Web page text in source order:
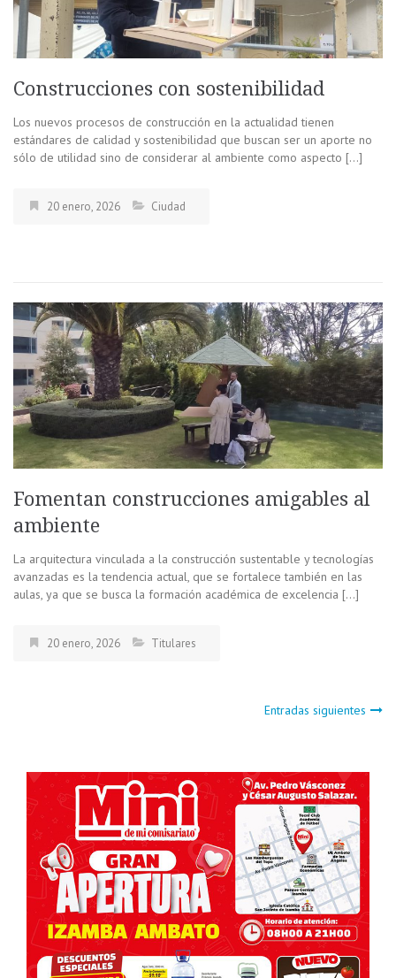
Construcciones con sostenibilidad
Los nuevos procesos de construcción en la actualidad tienen
estándares de calidad y sostenibilidad que buscan ser un aporte no
sólo de utilidad sino de considerar al ambiente como aspecto […]
20 enero, 2026 Ciudad
Fomentan construcciones amigables al
ambiente
La arquitectura vinculada a la construcción sustentable y tecnologías
avanzadas es la tendencia actual, que se fortalece también en las
aulas, ya que se busca la formación académica de excelencia […]
20 enero, 2026 Titulares
de
entradas
Entradas siguientes